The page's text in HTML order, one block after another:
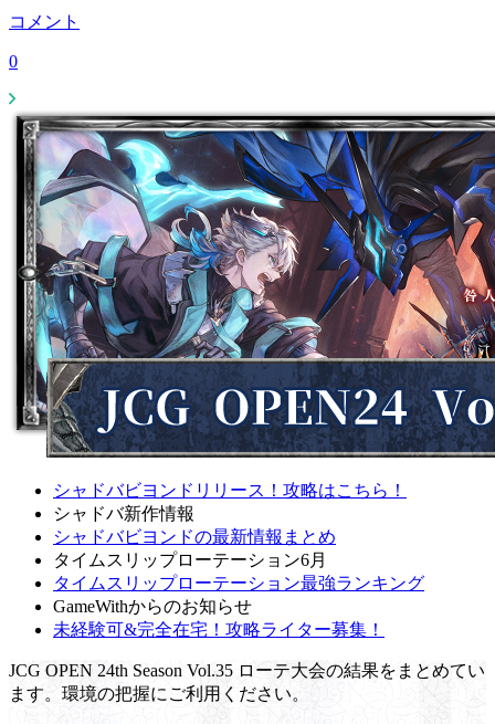
コメント
0
シャドバビヨンドリリース！攻略はこちら！
シャドバ新作情報
シャドバビヨンドの最新情報まとめ
タイムスリップローテーション6月
タイムスリップローテーション最強ランキング
GameWithからのお知らせ
未経験可&完全在宅！攻略ライター募集！
JCG OPEN 24th Season Vol.35 ローテ大会の結果をまとめてい
ます。環境の把握にご利用ください。